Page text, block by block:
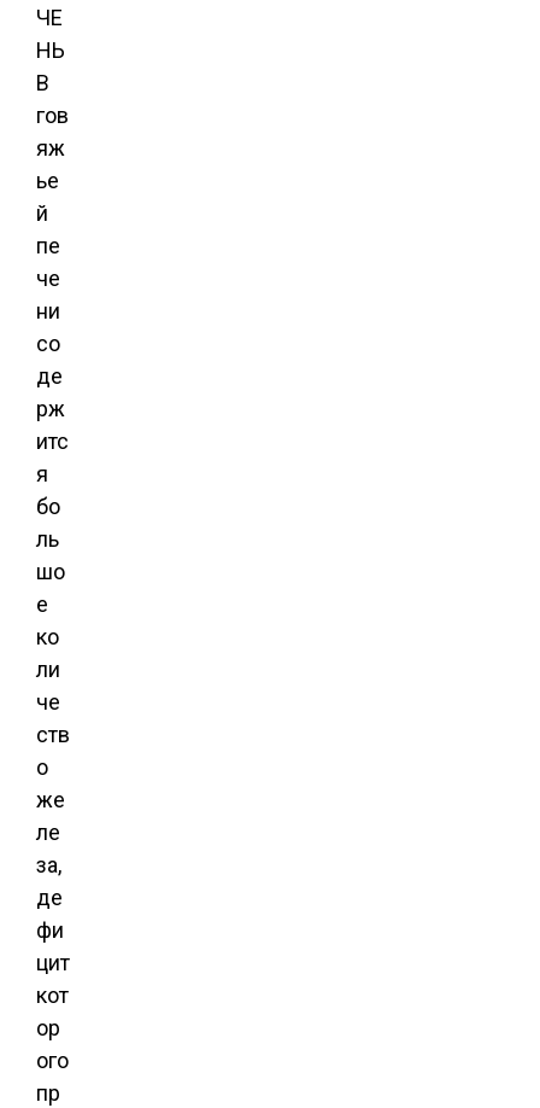
ЧЕ
НЬ
В
гов
яж
ье
й
пе
че
ни
со
де
рж
итс
я
бо
ль
шо
е
ко
ли
че
ств
о
же
ле
за,
де
фи
цит
кот
ор
ого
пр